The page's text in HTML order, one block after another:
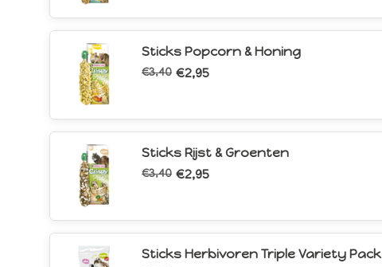
Sticks Popcorn & Honing
€3,40 €2,95
Sticks Rijst & Groenten
€3,40 €2,95
Sticks Herbivoren Triple Variety Pack